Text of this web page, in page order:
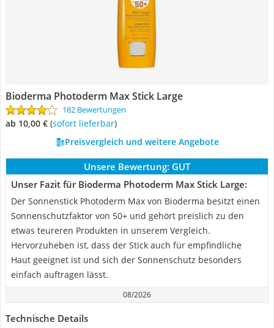
Bioderma Photoderm Max Stick Large
182 Bewertungen
ab 10,00 € ( Sofort lieferbar)
Preisvergleich und weitere Angebote
Unsere Bewertung: GUT
Unser Fazit für Bioderma Photoderm Max Stick Large:
Der Sonnenstick Photoderm Max von Bioderma besitzt einen
Sonnenschutzfaktor von 50+ und gehört preislich zu den
etwas teureren Produkten in unserem Vergleich.
Hervorzuheben ist, dass der Stick auch für empfindliche
Haut geeignet ist und sich der Sonnenschutz besonders
einfach auftragen lässt.
08/2026
Technische Details